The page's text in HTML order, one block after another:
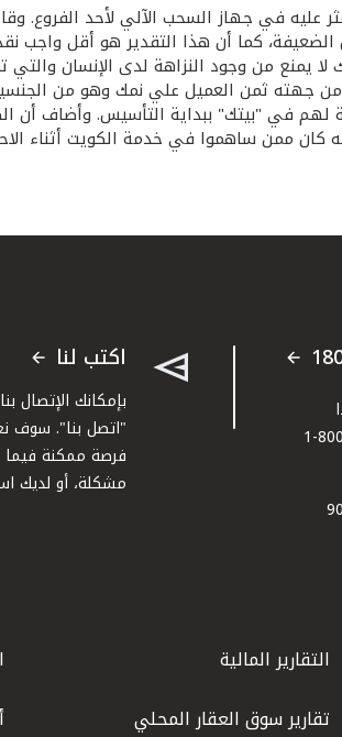
عليه في جهاز السحب الآلي لأحد الفروع.
كما أن هذا التقدير هو أقل واجب
يمنع من وجود النزاهة لدى الإنسان والتي
جهته ثمن العميل علي نمك وهو من الجنسية
في "بيتك" ببداية التأسيس. وأضاف أن
مشيراً إلى أنه كان ممن ساهموا في خدمة الكويت
1-
اكتب لنا
بإمكانك الإتصال
"اتصل بنا". سوف
فرصة ممكنة فيما
مشكلة، أو لديك
التقارير المالية
تقارير سوق العقار المحلي